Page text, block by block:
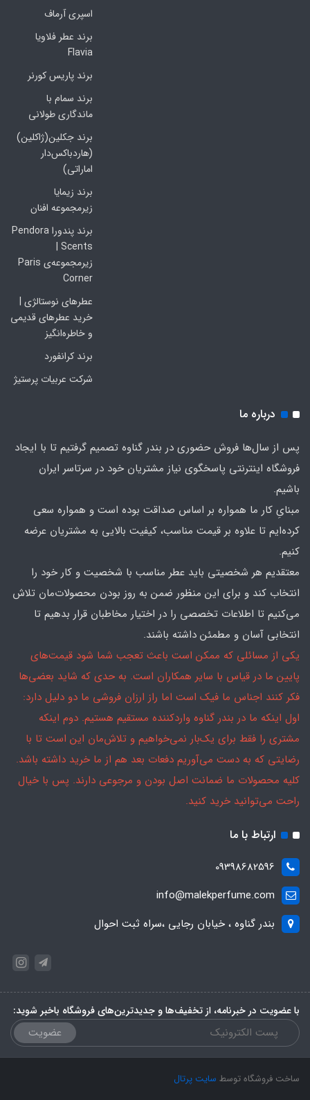
اسپری آرماف
برند عطر فلاویا
Flavia
برند پاریس کورنر
برند سمام با
ماندگاری طولانی
برند جکلین(ژاکلین)
(هاردباکس‌دار
اماراتی)
برند زیمایا
زیرمجموعه افنان
برند پندورا Pendora
Scents |
زیرمجموعه‌ی Paris
Corner
عطرهای نوستالژی |
خرید عطرهای قدیمی
و خاطره‌انگیز
برند کرانفورد
شرکت عربیات پرستیژ
درباره ما
پس از سال‌ها فروش حضوری در بندر گناوه تصمیم گرفتیم تا با ایجاد
فروشگاه اینترنتی پاسخگوی نیاز مشتریان خود در سرتاسر ایران
باشیم.
مبنایِ کار ما همواره بر اساس صداقت بوده است و همواره سعی
کرده‌ایم تا علاوه بر قیمت مناسب، کیفیت بالایی به مشتریان عرضه
کنیم.
معتقدیم هر شخصیتی باید عطر مناسب با شخصیت و کار خود را
انتخاب کند و برای این منظور ضمن به روز بودن محصولات‌مان تلاش
می‌کنیم تا اطلاعات تخصصی را در اختیار مخاطبان قرار بدهیم تا
انتخابی آسان و مطمئن داشته باشند.
یکی از مسائلی که ممکن است باعث تعجب شما شود قیمت‌های
پایین ما در قیاس با سایر همکاران است. به حدی که شاید بعضی‌ها
فکر کنند اجناس ما فیک است اما راز ارزان فروشی ما دو دلیل دارد:
اول اینکه ما در بندر گناوه واردکننده مستقیم هستیم. دوم اینکه
مشتری را فقط برای یک‌بار نمی‌خواهیم و تلاش‌مان این است تا با
رضایتی که به دست می‌آوریم دفعات بعد هم از ما خرید داشته باشد.
کلیه محصولات ما ضمانت اصل بودن و مرجوعی دارند. پس با خیال
راحت می‌توانید خرید کنید.
ارتباط با ما
09398682596
info@malekperfume.com
بندر گناوه ، خیابان رجایی ،سراه ثبت احوال
با عضویت در خبرنامه، از تخفیف‌ها و جدیدترین‌های فروشگاه باخبر شوید:
عضویت
ساخت فروشگاه توسط سایت پرتال